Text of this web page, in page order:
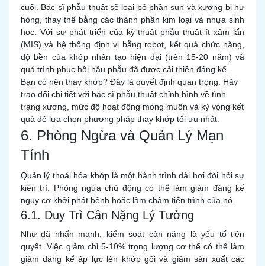
cuối. Bác sĩ phẫu thuật sẽ loại bỏ phần sụn và xương bị hư
hỏng, thay thế bằng các thành phần kim loại và nhựa sinh
học. Với sự phát triển của kỹ thuật phẫu thuật ít xâm lấn
(MIS) và hệ thống định vị bằng robot, kết quả chức năng,
độ bền của khớp nhân tạo hiện đại (trên 15-20 năm) và
quá trình phục hồi hậu phẫu đã được cải thiện đáng kể.
Bạn có nên thay khớp? Đây là quyết định quan trọng. Hãy
trao đổi chi tiết với bác sĩ phẫu thuật chỉnh hình về tình
trạng xương, mức độ hoạt động mong muốn và kỳ vọng kết
quả để lựa chọn phương pháp thay khớp tối ưu nhất.
6. Phòng Ngừa và Quản Lý Mạn
Tính
Quản lý thoái hóa khớp là một hành trình dài hơi đòi hỏi sự
kiên trì. Phòng ngừa chủ động có thể làm giảm đáng kể
nguy cơ khởi phát bệnh hoặc làm chậm tiến trình của nó.
6.1. Duy Trì Cân Nặng Lý Tưởng
Như đã nhấn mạnh, kiểm soát cân nặng là yếu tố tiên
quyết. Việc giảm chỉ 5-10% trọng lượng cơ thể có thể làm
giảm đáng kể áp lực lên khớp gối và giảm sản xuất các